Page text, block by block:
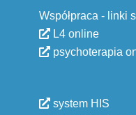
Współpraca - linki
L4 online
psychoterapia
system HIS